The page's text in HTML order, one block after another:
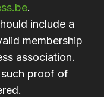
.
include a
membership
association.
proof of